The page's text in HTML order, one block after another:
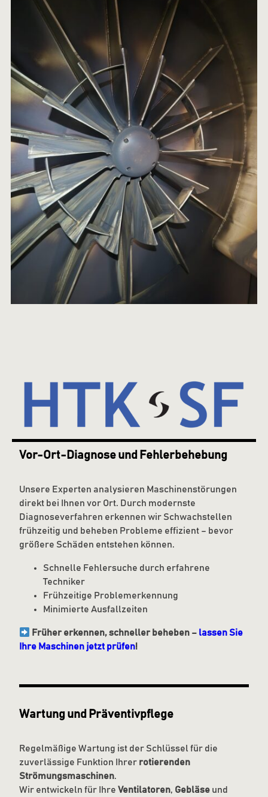
Vor-Ort-Diagnose und Fehlerbehebung
Unsere Experten analysieren Maschinenstörungen
direkt bei Ihnen vor Ort. Durch modernste
Diagnoseverfahren erkennen wir Schwachstellen
frühzeitig und beheben Probleme effizient – bevor
größere Schäden entstehen können.
Schnelle Fehlersuche durch erfahrene
Techniker
Frühzeitige Problemerkennung
Minimierte Ausfallzeiten
Früher erkennen, schneller beheben – lassen Sie
Ihre Maschinen jetzt prüfen!
Wartung und Präventivpflege
Regelmäßige Wartung ist der Schlüssel für die
zuverlässige Funktion Ihrer rotierenden
Strömungsmaschinen.
Wir entwickeln für Ihre Ventilatoren, Gebläse und